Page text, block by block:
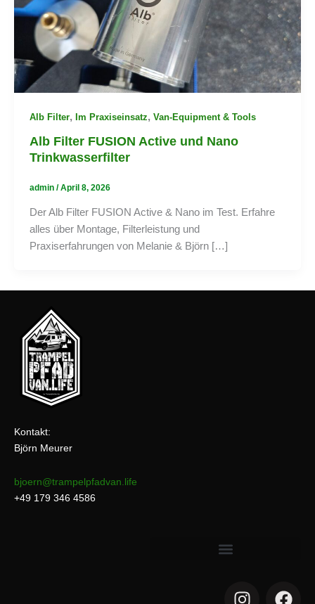
Alb Filter, Im Praxiseinsatz, Van-Equipment & Tools
Alb Filter FUSION Active und Nano
Trinkwasserfilter
admin /April 8, 2026
Der Alb Filter FUSION Active & Nano im Test. Erfahre
alles über Montage, Filterleistung und
Praxiserfahrungen von Melanie & Björn […]
Kontakt:
Björn Meurer
bjoern@trampelpfadvan.life
+49 179 346 4586
I
F